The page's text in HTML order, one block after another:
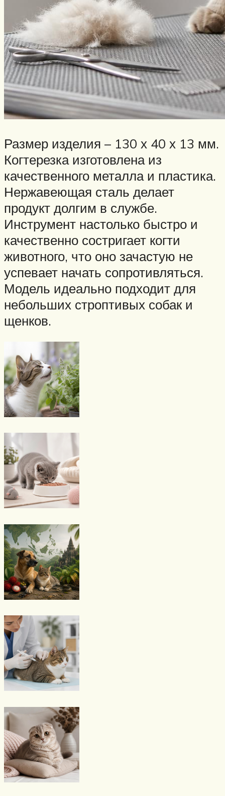
Размер изделия – 130 х 40 х 13 мм.
Когтерезка изготовлена из
качественного металла и пластика.
Нержавеющая сталь делает
продукт долгим в службе.
Инструмент настолько быстро и
качественно состригает когти
животного, что оно зачастую не
успевает начать сопротивляться.
Модель идеально подходит для
небольших строптивых собак и
щенков.